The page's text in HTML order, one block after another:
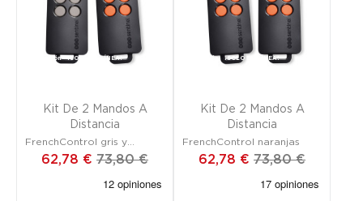
¡SOLO EN LÍNEA!
Promoción
Kit De 2 Mandos A
Distancia
FrenchControl gris y
62,78 € 73,80 €
¡SOLO EN LÍNEA!
Promoción
Kit De 2 Mandos A
Distancia
FrenchControl naranjas
62,78 € 73,80 €